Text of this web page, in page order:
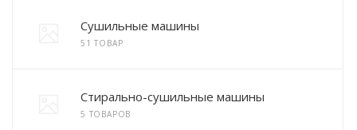
Сушильные машины
51 ТОВАР
Стирально-сушильные машины
5 ТОВАРОВ